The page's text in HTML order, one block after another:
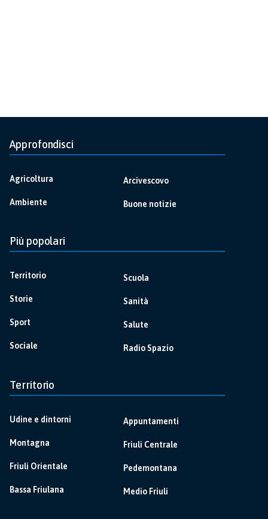
Approfondisci
Agricoltura
Ambiente
Arcivescovo
Buone notizie
Più popolari
Territorio
Storie
Sport
Sociale
Scuola
Sanità
Salute
Radio Spazio
Territorio
Udine e dintorni
Montagna
Friuli Orientale
Bassa Friulana
Appuntamenti
Friuli Centrale
Pedemontana
Medio Friuli